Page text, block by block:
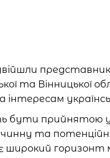
та Вінницької
інтересам
бути прийнятою
та
широкий горизонт